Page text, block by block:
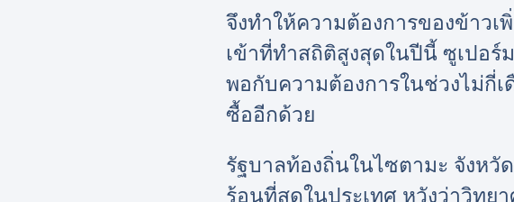
จึงทำให้ความต้องการของข้าว
เข้าที่ทำสถิติสูงสุดในปีนี้ ซูเปอร์
พอกับความต้องการในช่วงไม่กี่
ซื้ออีกด้วย
รัฐบาลท้องถิ่นในไซตามะ จังหวั
ร้อนที่สุดในประเทศ หวังว่าวิท